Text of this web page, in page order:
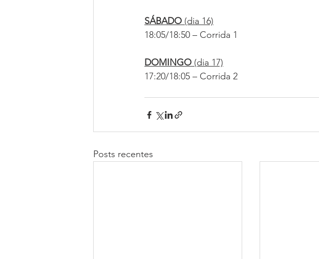
SÁBADO (dia 16)
18:05/18:50 – Corrida 1
DOMINGO (dia 17)
17:20/18:05 – Corrida 2
Posts recentes